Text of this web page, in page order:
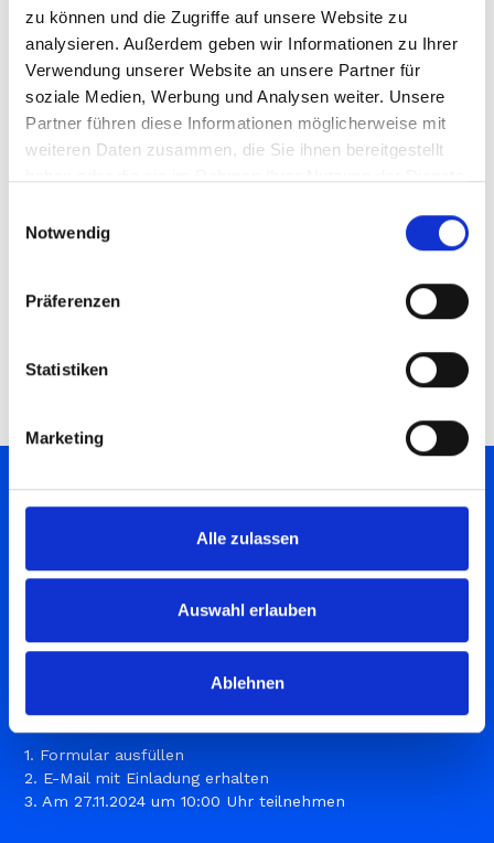
zu können und die Zugriffe auf unsere Website zu
analysieren. Außerdem geben wir Informationen zu Ihrer
Verwendung unserer Website an unsere Partner für
soziale Medien, Werbung und Analysen weiter. Unsere
Partner führen diese Informationen möglicherweise mit
weiteren Daten zusammen, die Sie ihnen bereitgestellt
Notwendig
Präferenzen
Statistiken
Marketing
Alle zulassen
Auswahl erlauben
Ablehnen
Unsere Referenten
Alexander Kroneder - Partner Development Manager
bei MDSystec
Patrick Weinoch - Channel Account Manager bei
Kostenlos anmelden:
Unsere Referenten
freuen sich auf Sie
Melden Sie sich jetzt kostenlos für unser Webinar
Risiken tragen!" mit Patrick Weinoch und Alexander
Kroneder an.
1. Formular ausfüllen
2. E-Mail mit Einladung erhalten
3. Am 27.11.2024 um 10:00 Uhr teilnehmen